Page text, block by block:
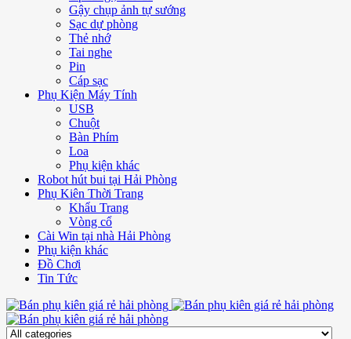
Gậy chụp ảnh tự sướng
Sạc dự phòng
Thẻ nhớ
Tai nghe
Pin
Cáp sạc
Phụ Kiện Máy Tính
USB
Chuột
Bàn Phím
Loa
Phụ kiện khác
Robot hút bui tại Hải Phòng
Phụ Kiên Thời Trang
Khẩu Trang
Vòng cổ
Cài Win tại nhà Hải Phòng
Phụ kiện khác
Đồ Chơi
Tin Tức